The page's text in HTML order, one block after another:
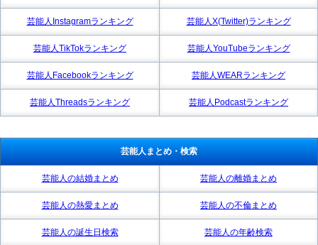
芸能人Instagramランキング 芸能人X(Twitter)ランキング
芸能人TikTokランキング 芸能人YouTubeランキング
芸能人Facebookランキング 芸能人WEARランキング
芸能人Threadsランキング 芸能人Podcastランキング
芸能人まとめ・検索
芸能人の結婚まとめ 芸能人の離婚まとめ
芸能人の熱愛まとめ 芸能人の不倫まとめ
芸能人の誕生日検索 芸能人の年齢検索